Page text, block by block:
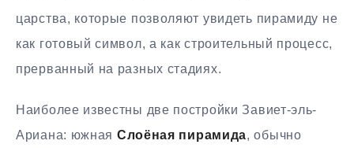
царства, которые позволяют увидеть пирамиду не
как готовый символ, а как строительный процесс,
прерванный на разных стадиях.
Наиболее известны две постройки Завиет-эль-
Ариана: южная Слоёная пирамида, обычно